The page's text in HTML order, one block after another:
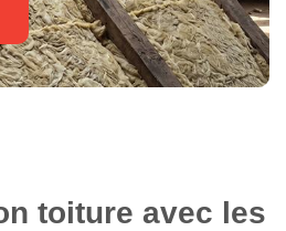
toiture avec les